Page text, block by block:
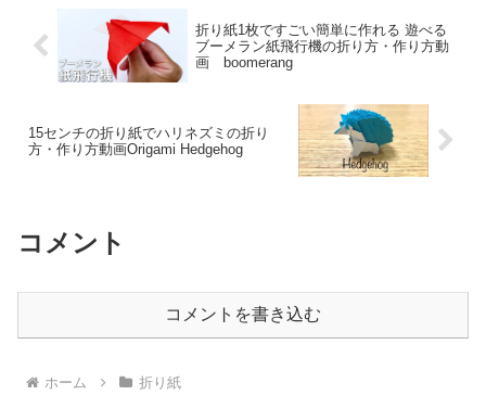
折り紙1枚ですごい簡単に作れる 遊べる
ブーメラン紙飛行機の折り方・作り方動
画 boomerang
15センチの折り紙でハリネズミの折り
方・作り方動画Origami Hedgehog
コメント
コメントを書き込む
ホーム 折り紙